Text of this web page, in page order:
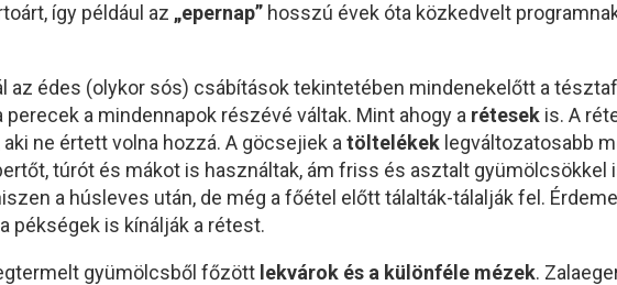
így például az „epernap” hosszú évek óta közkedvelt
az édes (olykor sós) csábítások tekintetében mindenekelőtt a
a mindennapok részévé váltak. Mint ahogy a rétesekis. A
ne értett volna hozzá. A göcsejiek a töltelékeklegváltozatosabb
túrót és mákot is használtak, ám friss és asztalt gyümölcsökkel
a húsleves után, de még a főétel előtt tálalták-tálalják fel.
pékségek is kínálják a rétest.
gyümölcsből főzött lekvárok és a különféle mézek.